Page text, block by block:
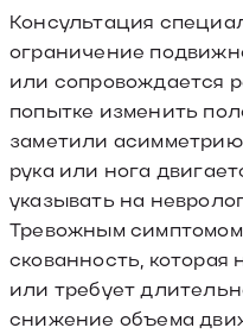
Консультация
ограничение
или сопровождается
попытке изменить
заметили
рука или нога
указывать на
Тревожным симптомом
скованность, которая
или требует
снижение объема